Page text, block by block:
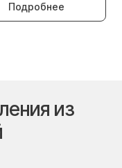
Подробнее
из